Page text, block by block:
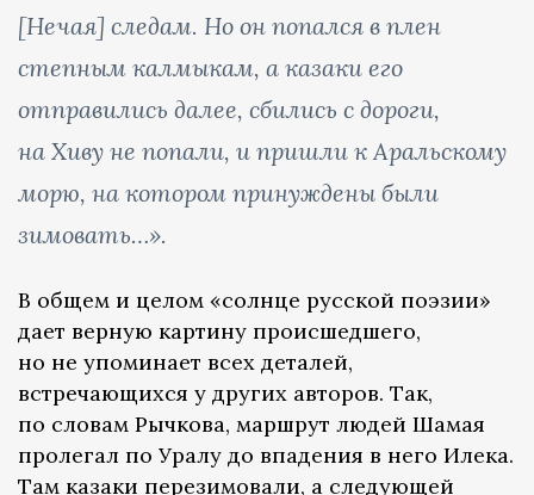
[Нечая] следам. Но он попался в плен
степным калмыкам, а казаки его
отправились далее, сбились с дороги,
на Хиву не попали, и пришли к Аральскому
морю, на котором принуждены были
зимовать…».
В общем и целом «солнце русской поэзии»
дает верную картину происшедшего,
но не упоминает всех деталей,
встречающихся у других авторов. Так,
по словам Рычкова, маршрут людей Шамая
пролегал по Уралу до впадения в него Илека.
Там казаки перезимовали, а следующей